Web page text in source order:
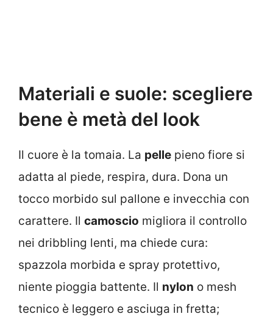
Materiali e suole: scegliere
bene è metà del look
Il cuore è la tomaia. La pelle pieno fiore si
adatta al piede, respira, dura. Dona un
tocco morbido sul pallone e invecchia con
carattere. Il camoscio migliora il controllo
nei dribbling lenti, ma chiede cura:
spazzola morbida e spray protettivo,
niente pioggia battente. Il nylon o mesh
tecnico è leggero e asciuga in fretta;